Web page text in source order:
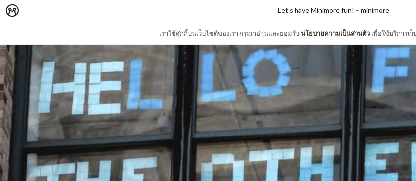
เราใช้คุ๊กกี้บนเว็บไซต์ของเรา กรุณาอ่านและยอมรับนโยบายความเป็นส่วนตัว เพื่อใช้บริการเ
Let’s have Minimore fun! – minimore